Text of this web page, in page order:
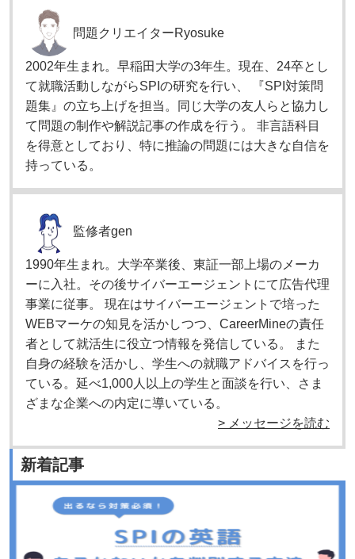
問題クリエイターRyosuke
2002年生まれ。早稲田大学の3年生。現在、24卒とし
て就職活動しながらSPIの研究を行い、 『SPI対策問
題集』の立ち上げを担当。同じ大学の友人らと協力し
て問題の制作や解説記事の作成を行う。 非言語科目
を得意としており、特に推論の問題には大きな自信を
持っている。
監修者gen
1990年生まれ。大学卒業後、東証一部上場のメーカ
ーに入社。その後サイバーエージェントにて広告代理
事業に従事。 現在はサイバーエージェントで培った
WEBマーケの知見を活かしつつ、CareerMineの責任
者として就活生に役立つ情報を発信している。 また
自身の経験を活かし、学生への就職アドバイスを行っ
ている。延べ1,000人以上の学生と面談を行い、さま
ざまな企業への内定に導いている。
> メッセージを読む
新着記事